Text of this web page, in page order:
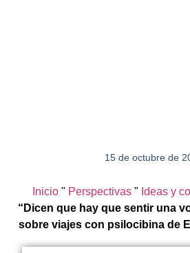
15 de octubre de
Inicio" Perspectivas" Ideas y
“Dicen que hay que sentir una
sobre viajes con psilocibina de